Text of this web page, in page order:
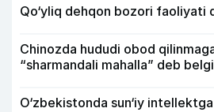
Qo‘yliq dehqon bozori faoliyati
Chinozda hududi obod
“sharmandali mahalla” deb
O‘zbekistonda sun‘iy